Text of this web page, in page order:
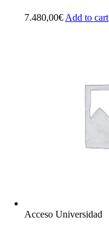
7.480,00€ Add to cart
Acceso Universidad